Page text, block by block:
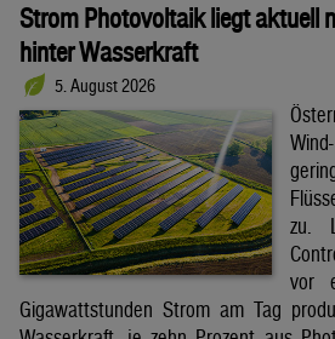
Strom Photovoltaik liegt aktuell
hinter Wasserkraft
5. August 2026
zu.
vor
Gigawattstunden Strom am Tag